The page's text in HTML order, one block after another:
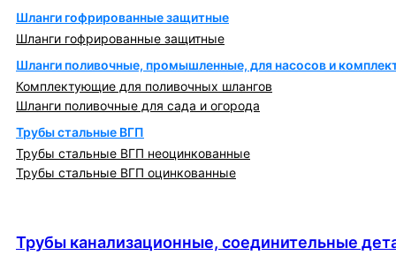
Шланги гофрированные защитные
Шланги гофрированные защитные
Шланги поливочные, промышленные, для насосов и
Комплектующие для поливочных шлангов
Шланги поливочные для сада и огорода
Трубы стальные ВГП
Трубы стальные ВГП неоцинкованные
Трубы стальные ВГП оцинкованные
Трубы канализационные, соединительные